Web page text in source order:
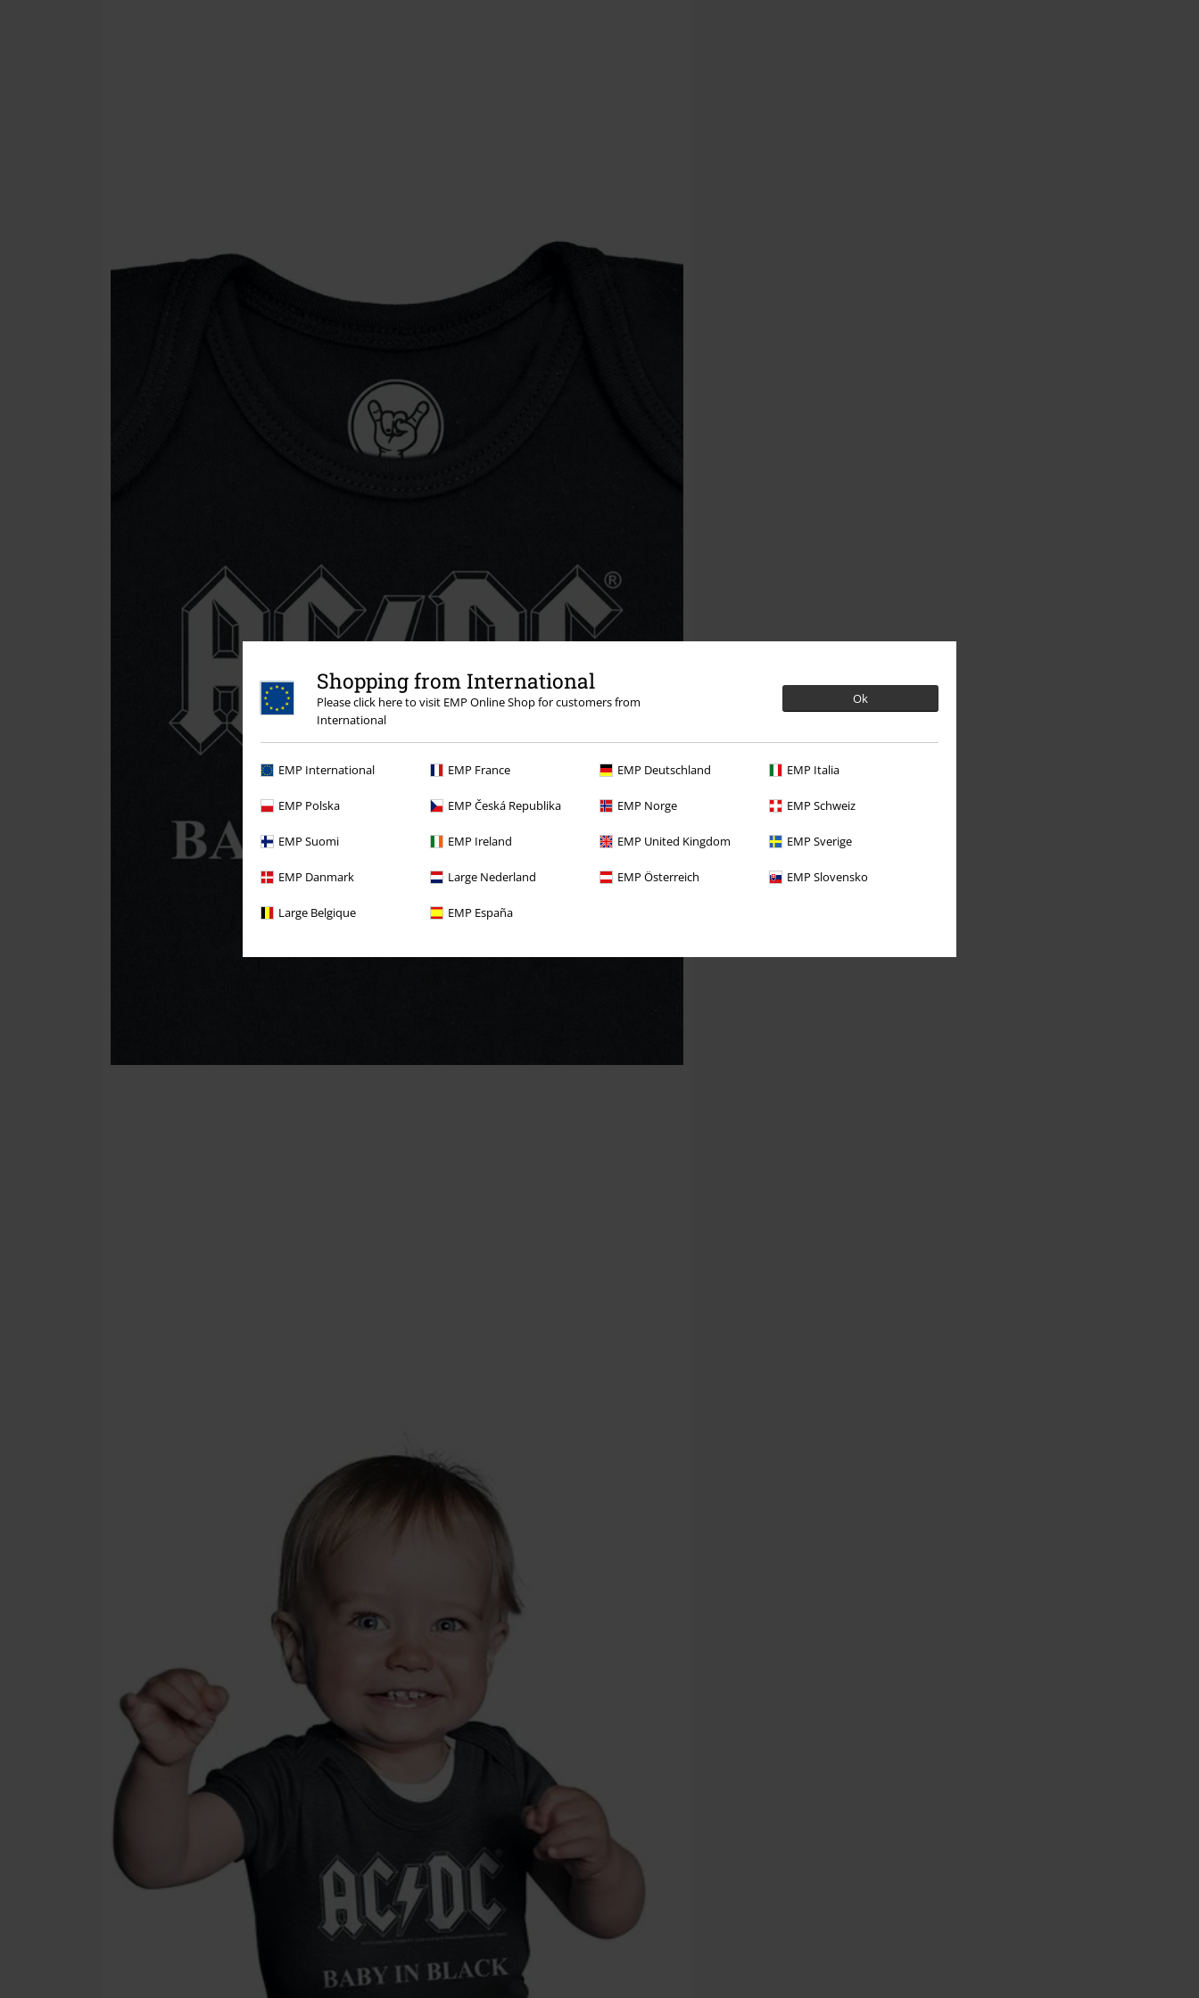
Shopping from International
Please click here to visit EMP Online Shop for customers from
International
Ok
EMP International EMP France EMP Deutschland EMP Italia
EMP Polska EMP Česká Republika EMP Norge EMP Schweiz
EMP Suomi EMP Ireland EMP United Kingdom EMP Sverige
EMP Danmark Large Nederland EMP Österreich EMP Slovensko
Large Belgique EMP España